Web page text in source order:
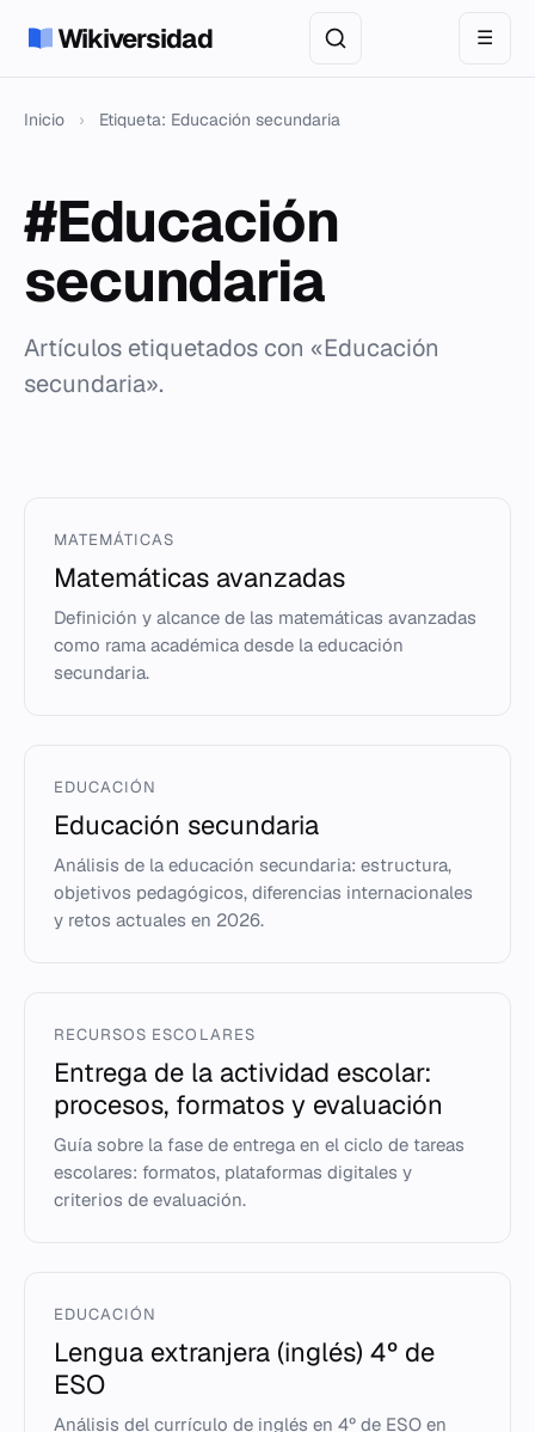
Wikiversidad ☰
Inicio › Etiqueta: Educación secundaria
#Educación
secundaria
Artículos etiquetados con «Educación
secundaria».
MATEMÁTICAS
Matemáticas avanzadas
Definición y alcance de las matemáticas avanzadas
como rama académica desde la educación
secundaria.
EDUCACIÓN
Educación secundaria
Análisis de la educación secundaria: estructura,
objetivos pedagógicos, diferencias internacionales
y retos actuales en 2026.
RECURSOS ESCOLARES
Entrega de la actividad escolar:
procesos, formatos y evaluación
Guía sobre la fase de entrega en el ciclo de tareas
escolares: formatos, plataformas digitales y
criterios de evaluación.
EDUCACIÓN
Lengua extranjera (inglés) 4º de
ESO
Análisis del currículo de inglés en 4º de ESO en